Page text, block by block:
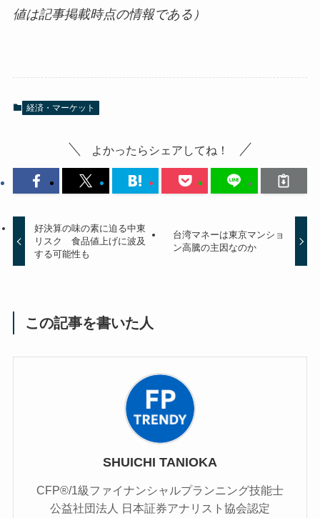
値は記事掲載時点の情報である）
経済・マーケット
よかったらシェアしてね！
好決算の味の素に迫る中東
リスク 食品値上げに波及
する可能性も
台湾マネーは東京マンショ
ン高騰の主因なのか
この記事を書いた人
SHUICHI TANIOKA
CFP®/1級ファイナンシャルプランニング技能士
公益社団法人 日本証券アナリスト協会認定